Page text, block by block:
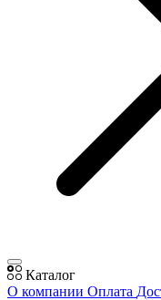
Каталог
О компании Оплата